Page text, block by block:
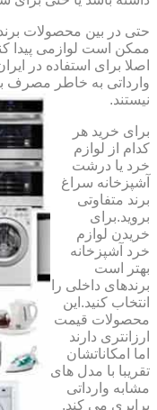
حتی در بین محصولات
ممکن است لوازمی پیدا
اصلا برای استفاده در
وارداتی به خاطر مصرف
نیستند.
برای خرید هر
کدام از لوازم
خرد یا درشت
آشپزخانه سراغ
برند متفاوتی
بروید.برای
خریدن لوازم
خرد آشپزخانه
بهتر است
برندهای داخلی را
انتخاب کنید.این
محصولات قیمت
ارزانتری دارند
اما امکاناتشان
تقریبا با مدل های
مشابه وارداتی
برابری می کند.